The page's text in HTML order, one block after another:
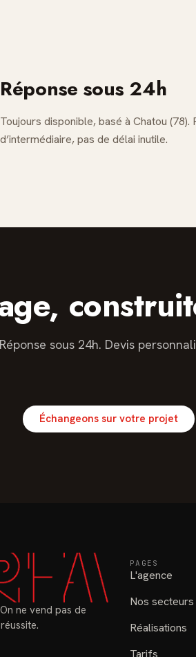
Réponse sous 24h
Toujours disponible, basé à Chatou (78).
d’intermédiaire, pas de délai inutile.
Réponse sous 24h. Devis
Échangeons sur votre projet
ne vend pas de
PAGES
L'agence
Nos secteurs
Réalisations
Tarifs